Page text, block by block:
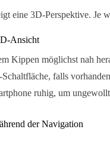
eine 3D-Perspektive. Je
Ansicht
Kippen möglichst nah
falls
ruhig, um
der Navigation